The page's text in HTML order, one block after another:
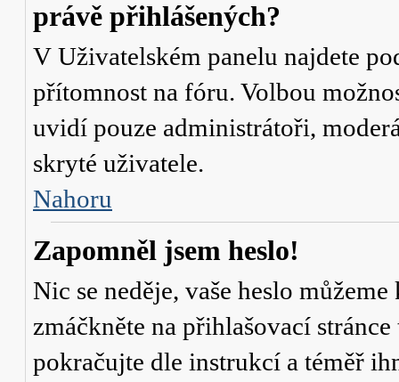
právě přihlášených?
V Uživatelském panelu najdete
přítomnost na fóru. Volbou
uvidí pouze administrátoři,
skryté uživatele.
Nahoru
Zapomněl jsem heslo!
Nic se neděje, vaše heslo
zmáčkněte na přihlašovací
pokračujte dle instrukcí a téměř